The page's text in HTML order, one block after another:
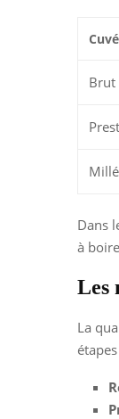
Brut
Dans
à
Les
La